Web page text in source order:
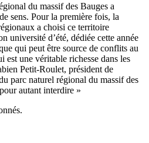
du massif des Bauges a
sens. Pour la première fois, la
a choisi ce territoire
université d’été, dédiée cette année
qui peut être source de conflits au
est une véritable richesse dans les
Petit-Roulet, président de
parc naturel régional du massif des
autant interdire »